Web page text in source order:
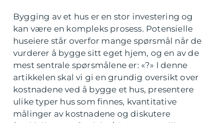
Bygging av et hus er en stor investering og
kan være en kompleks prosess. Potensielle
huseiere står overfor mange spørsmål når de
vurderer å bygge sitt eget hjem, og en av de
mest sentrale spørsmålene er: «?» I denne
artikkelen skal vi gi en grundig oversikt over
kostnadene ved å bygge et hus, presentere
ulike typer hus som finnes, kvantitative
målinger av kostnadene og diskutere